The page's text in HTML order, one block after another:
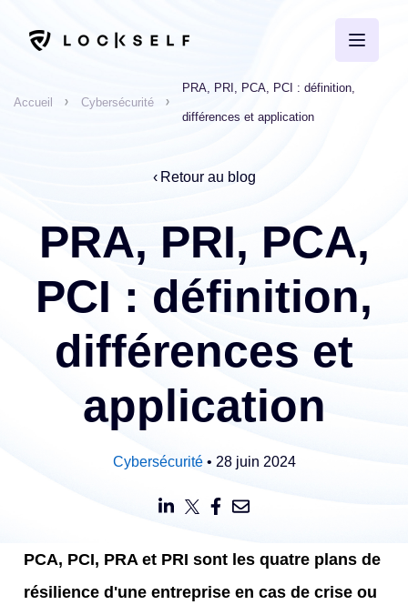
Accueil Cybersécurité
PRA, PRI, PCA, PCI : définition,
différences et application
Retour au blog
PRA, PRI, PCA,
PCI : définition,
différences et
application
Cybersécurité• 28 juin 2024
PCA, PCI, PRA et PRI sont les quatre plans de
résilience d'une entreprise en cas de crise ou